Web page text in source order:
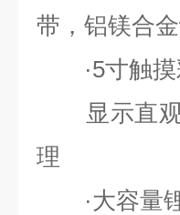
带，铝镁合
·5寸触摸
显示直观
理
·大容量